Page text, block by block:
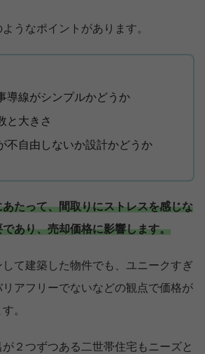
うなポイントがあります。
導線がシンプルかどうか
と大きさ
不自由しないか設計かどうか
たって、間取りにストレスを感じな
あり、売却価格に影響します。
て建築した物件でも、ユニークすぎ
アフリーでないなどの観点で価格が
。
２つずつある二世帯住宅もニーズと